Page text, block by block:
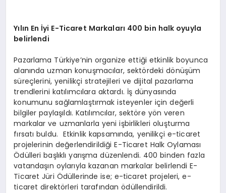
Yılın En İyi E-Ticaret Markaları 400 bin halk oyuyla
belirlendi
Pazarlama Türkiye’nin organize ettiği etkinlik boyunca
alanında uzman konuşmacılar, sektördeki dönüşüm
süreçlerini, yenilikçi stratejileri ve dijital pazarlama
trendlerini katılımcılara aktardı. İş dünyasında
konumunu sağlamlaştırmak isteyenler için değerli
bilgiler paylaşıldı. Katılımcılar, sektöre yön veren
markalar ve uzmanlarla yeni işbirlikleri oluşturma
fırsatı buldu. Etkinlik kapsamında, yenilikçi e-ticaret
projelerinin değerlendirildiği E-Ticaret Halk Oylaması
Ödülleri başlıklı yarışma düzenlendi. 400 binden fazla
vatandaşın oylarıyla kazanan markalar belirlendi E-
Ticaret Jüri Ödüllerinde ise; e-ticaret projeleri, e-
ticaret direktörleri tarafından ödüllendirildi.